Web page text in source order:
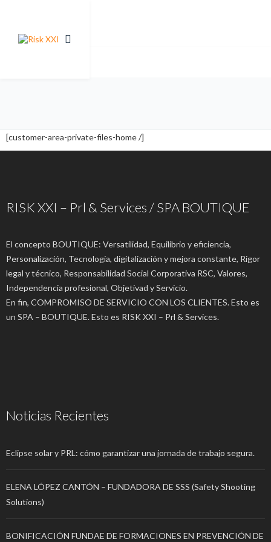
[customer-area-private-files-home /]
RISK XXI – Prl & Services / SPA BOUTIQUE
El concepto BOUTIQUE: Versatilidad, Equilibrio y eficiencia,
Personalización, Tecnología, digitalización y mejora constante, Rigor
legal y técnico, Responsabilidad Social Corporativa RSC, Valores,
Independencia profesional, Objetivad y Servicio.
En fin, COMPROMISO DE SERVICIO CON LOS CLIENTES. Esto es
un SPA – BOUTIQUE. Esto es RISK XXI – Prl & Services.
Noticias Recientes
Eclipse solar y PRL: cómo garantizar una jornada de trabajo segura.
ELENA LÓPEZ CANTÓN – FUNDADORA DE SSS (Safety Shooting
Solutions)
BONIFICACIÓN FUNDAE DE FORMACIONES EN PREVENCIÓN DE